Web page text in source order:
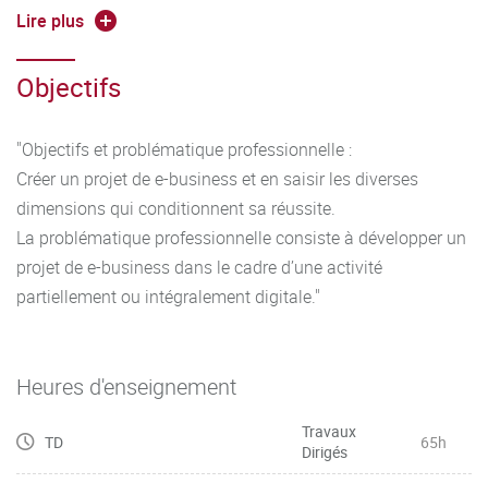
technique
– Gestion performante des flux physiques et/ou
informationnels
digitale complète."
Lire plus
Objectifs
"Objectifs et problématique professionnelle :
Créer un projet de e-business et en saisir les diverses
dimensions qui conditionnent sa réussite.
La problématique professionnelle consiste à développer un
projet de e-business dans le cadre d’une activité
partiellement ou intégralement digitale."
Heures d'enseignement
TD
Travaux
Dirigés
65h